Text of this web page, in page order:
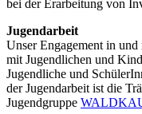
bei der Erarbeitung von
Jugendarbeit
Unser Engagement in
mit Jugendlichen und
Jugendliche und
der Jugendarbeit ist die
Jugendgruppe